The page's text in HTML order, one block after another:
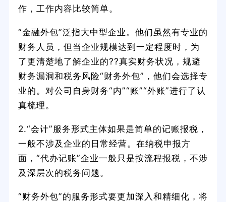
作，工作内容比较简单。
“金融外包”泛指大中型企业。他们虽然有专业的
财务人员，但当企业规模达到一定程度时，为
了更清楚地了解企业的??真实财务状况，规避
财务漏洞和税务风险“财务外包”，他们会选择专
业的。对公司自身财务“内”“账”“外账”进行了认
真梳理。
2.“会计”服务形式主体如果是简单的记账报税，
一般不涉及企业的日常经营。在纳税申报方
面，“代办记账”企业一般只是按流程报税，不涉
及深层次的税务问题。
“财务外包”的服务形式要更加深入和精细化，将